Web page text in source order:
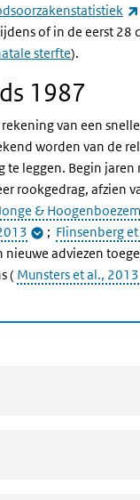
of in de eerst 28
sterfte).
1987
van een
worden van de
leggen. Begin
rookgedrag, afzien
&
; Flinsenberg
nieuwe adviezen
( Munsters et al., 2013